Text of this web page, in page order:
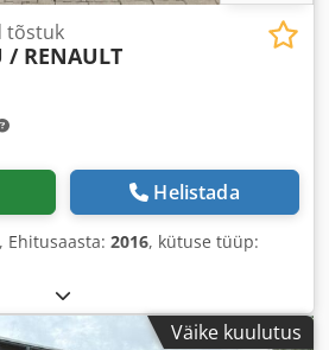
tõstuk
/ RENAULT
Helistada
, Ehitusaasta: 2016, kütuse tüüp:
Väike kuulutus